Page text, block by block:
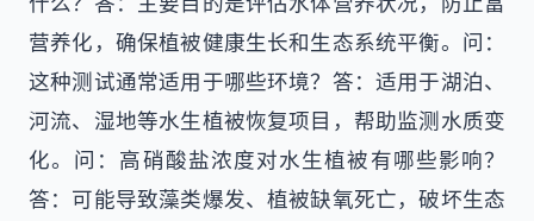
营养化，确保植被健康生长和生态系统平衡。问：
这种测试通常适用于哪些环境？答：适用于湖泊、
河流、湿地等水生植被恢复项目，帮助监测水质变
化。问：高硝酸盐浓度对水生植被有哪些影响？
答：可能导致藻类爆发、植被缺氧死亡，破坏生态